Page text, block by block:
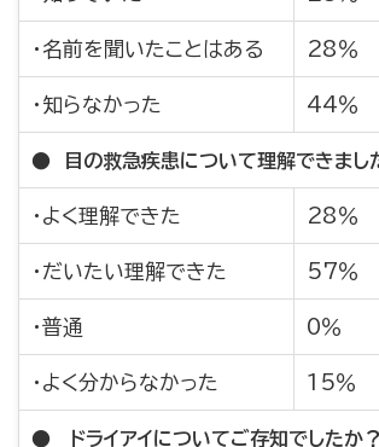
・名前を聞いたことはある 28％
・知らなかった 44％
● 目の救急疾患について理解できま
・よく理解できた 28％
・だいたい理解できた 57％
・普通 0％
・よく分からなかった 15％
● ドライアイについてご存知でした